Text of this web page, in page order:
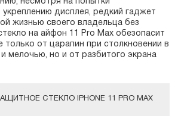
дисплея, редкий гаджет
жизнью своего владельца без
на айфон 11 Pro Max обезопасит
только от царапин при столкновении в
мелочью, но и от разбитого экрана
СТЕКЛО IPHONE 11 PRO MAX